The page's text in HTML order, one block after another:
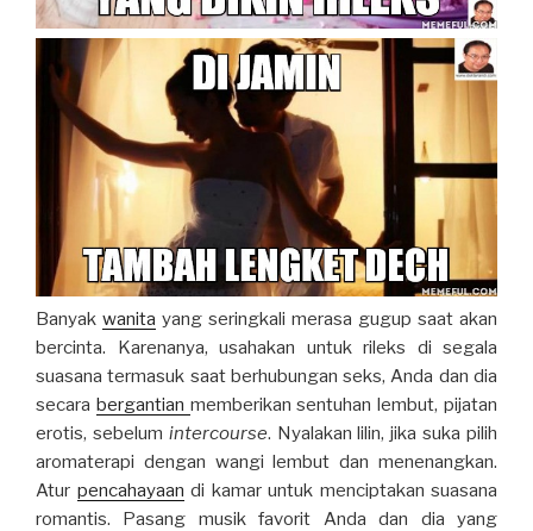
Banyak wanita yang seringkali merasa gugup saat akan
bercinta. Karenanya, usahakan untuk rileks di segala
suasana termasuk saat berhubungan seks, Anda dan dia
secara bergantian memberikan sentuhan lembut, pijatan
erotis, sebelum intercourse. Nyalakan lilin, jika suka pilih
aromaterapi dengan wangi lembut dan menenangkan.
Atur pencahayaan di kamar untuk menciptakan suasana
romantis. Pasang musik favorit Anda dan dia yang